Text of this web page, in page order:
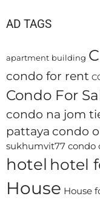
AD TAGS
apartment building
condo for rent
Condo For
condo na jom
pattaya condo
sukhumvit77 condo
hotel hotel
House House